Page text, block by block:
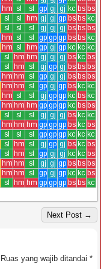
hm sl sl gp gj gj kc bs bs
sl sl hm gj gj gp bs bs kc
sl sl sl gj gj gj bs bs bs
hm sl sl gp gp gp bs bs kc
hm sl hm gp gj gp kc kc kc
sl hm hm gj gj gj bs kc bs
sl hm sl gj gp gj bs bs bs
hm hm sl gp gj gj bs bs bs
hm hm sl gp gj gp bs kc kc
hm sl sl gj gp gp kc bs kc
hm hm hm gp gp gp kc bs bs
sl sl sl gj gj gj bs kc kc
hm hm hm gp gp gp bs kc bs
sl sl sl gp gp gp kc kc kc
sl hm sl gj gp gj bs kc bs
sl hm sl gp gj gj kc kc bs
hm hm sl gj gj gp bs bs bs
hm hm sl gp gj gp kc kc bs
sl hm hm gp gp gp bs bs kc
Next Post →
Ruas yang wajib ditandai *